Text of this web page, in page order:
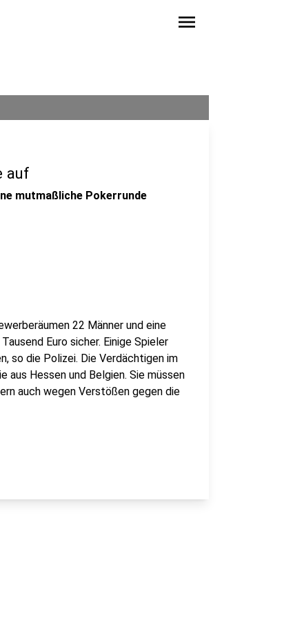
menu
auf
mutmaßliche Pokerrunde
22 Männer und eine
Euro sicher. Einige Spieler
so die Polizei. Die Verdächtigen im
aus Hessen und Belgien. Sie müssen
auch wegen Verstößen gegen die